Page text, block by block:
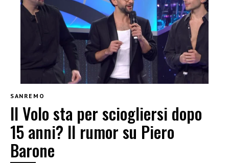
SANREMO
Il Volo sta per sciogliersi dopo
15 anni? Il rumor su Piero
Barone